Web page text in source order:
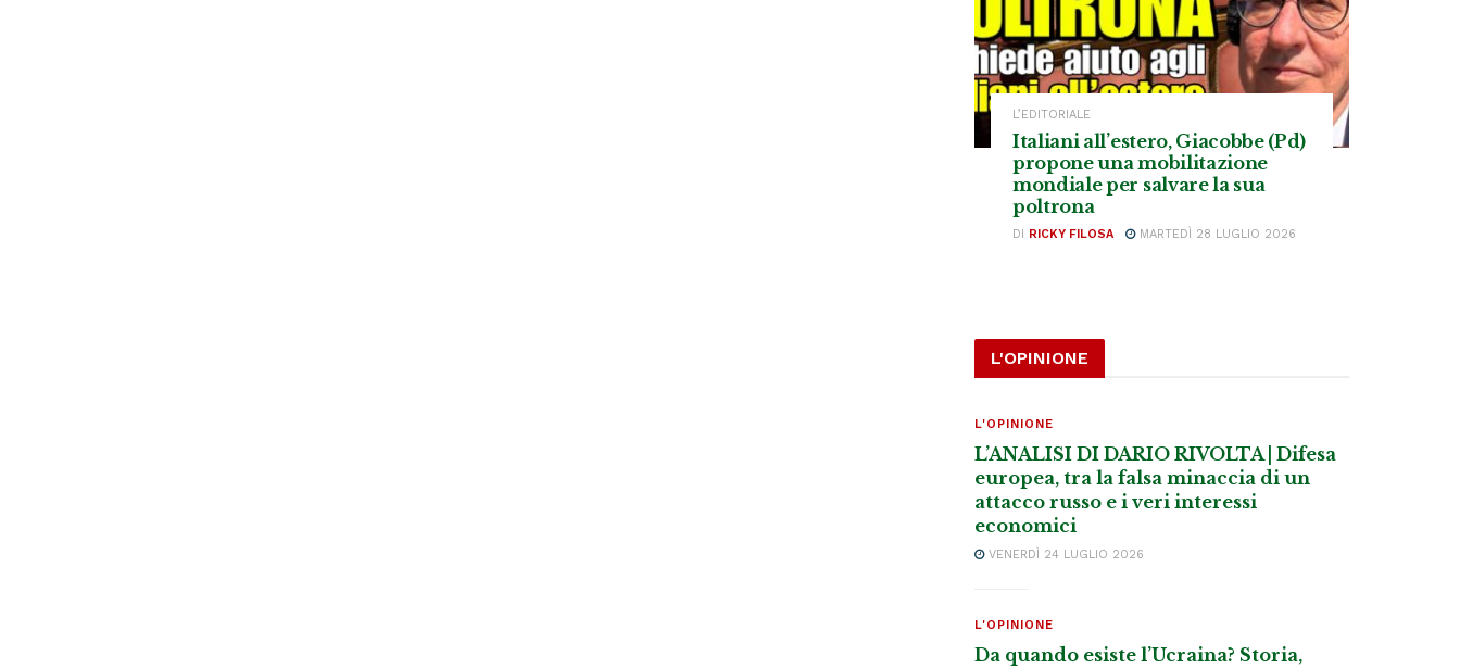
L’EDITORIALE
Italiani all’estero, Giacobbe (Pd)
propone una mobilitazione
mondiale per salvare la sua
poltrona
DI RICKY FILOSA MARTEDÌ 28 LUGLIO 2026
L'OPINIONE
L'OPINIONE
L’ANALISI DI DARIO RIVOLTA | Difesa
europea, tra la falsa minaccia di un
attacco russo e i veri interessi
economici
VENERDÌ 24 LUGLIO 2026
L'OPINIONE
Da quando esiste l’Ucraina? Storia,